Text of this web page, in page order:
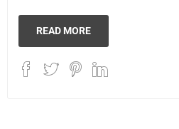
READ MORE